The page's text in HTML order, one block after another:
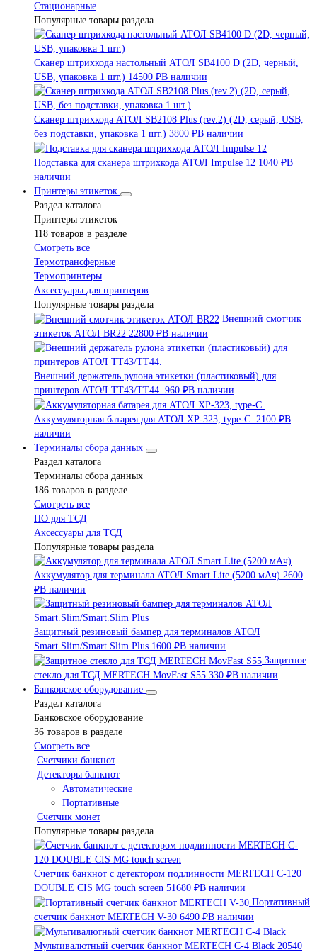
Стационарные
Популярные товары раздела
Сканер штрихкода настольный АТОЛ SB4100 D (2D, черный,
USB, упаковка 1 шт.) 14500 ₽В наличии
Сканер штрихкода АТОЛ SB2108 Plus (rev.2) (2D, серый, USB,
без подставки, упаковка 1 шт.) 3800 ₽В наличии
Подставка для сканера штрихкода АТОЛ Impulse 12 1040 ₽В
наличии
Принтеры этикеток
Раздел каталога
Принтеры этикеток
118 товаров в разделе
Смотреть все
Термотрансферные
Термопринтеры
Аксессуары для принтеров
Популярные товары раздела
Внешний смотчик
этикеток АТОЛ BR22 22800 ₽В наличии
Внешний держатель рулона этикетки (пластиковый) для
принтеров АТОЛ TT43/TT44. 960 ₽В наличии
Аккумуляторная батарея для АТОЛ XP-323, type-C. 2100 ₽В
наличии
Терминалы сбора данных
Раздел каталога
Терминалы сбора данных
186 товаров в разделе
Смотреть все
ПО для ТСД
Аксессуары для ТСД
Популярные товары раздела
Аккумулятор для терминала АТОЛ Smart.Lite (5200 мАч) 2600
₽В наличии
Защитный резиновый бампер для терминалов АТОЛ
Smart.Slim/Smart.Slim Plus 1600 ₽В наличии
Защитное
стекло для ТСД MERTECH MovFast S55 330 ₽В наличии
Банковское оборудование
Раздел каталога
Банковское оборудование
36 товаров в разделе
Смотреть все
Счетчики банкнот
Детекторы банкнот
Автоматические
Портативные
Счетчик монет
Популярные товары раздела
Счетчик банкнот с детектором подлинности MERTECH C-120
DOUBLE CIS MG touch screen 51680 ₽В наличии
Портативный
счетчик банкнот MERTECH V-30 6490 ₽В наличии
Мультивалютный счетчик банкнот MERTECH C-4 Black 20540